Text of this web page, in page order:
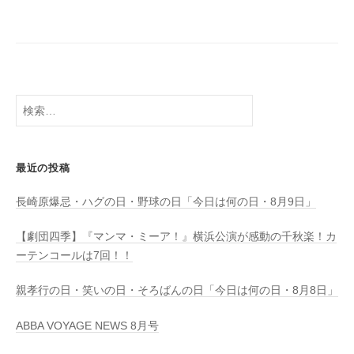
検
最近の投稿
長崎原爆忌・ハグの日・野球の日「今日は何の日・8月9日」
【劇団四季】『マンマ・ミーア！』横浜公演が感動の千秋楽！カ
ーテンコールは7回！！
親孝行の日・笑いの日・そろばんの日「今日は何の日・8月8日」
ABBA VOYAGE NEWS 8月号